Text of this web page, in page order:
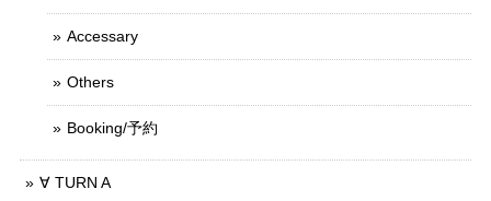
Accessary
Others
Booking/予約
∀ TURN A